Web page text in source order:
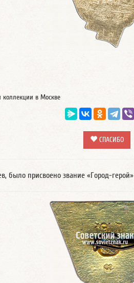
коллекции в Москве
СПАСИБО
было присвоено звание «Город-герой»